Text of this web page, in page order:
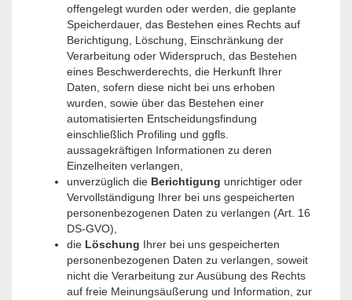
offengelegt wurden oder werden, die geplante
Speicherdauer, das Bestehen eines Rechts auf
Berichtigung, Löschung, Einschränkung der
Verarbeitung oder Widerspruch, das Bestehen
eines Beschwerderechts, die Herkunft Ihrer
Daten, sofern diese nicht bei uns erhoben
wurden, sowie über das Bestehen einer
automatisierten Entscheidungsfindung
einschließlich Profiling und ggfls.
aussagekräftigen Informationen zu deren
Einzelheiten verlangen,
unverzüglich die Berichtigung unrichtiger oder
Vervollständigung Ihrer bei uns gespeicherten
personenbezogenen Daten zu verlangen (Art. 16
DS-GVO),
die Löschung Ihrer bei uns gespeicherten
personenbezogenen Daten zu verlangen, soweit
nicht die Verarbeitung zur Ausübung des Rechts
auf freie Meinungsäußerung und Information, zur